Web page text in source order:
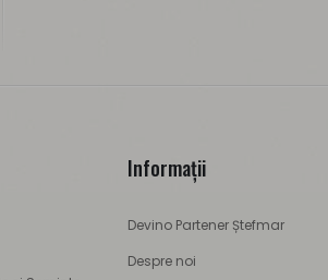
Informaţii
Devino Partener Ștefmar
Despre noi